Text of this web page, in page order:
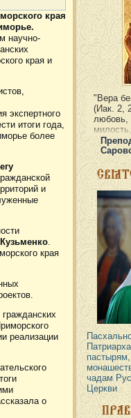
края
научно-
края и
экспертного
итоги года,
более
и
.
края
реализации
о
Вeра
(Иак. 2,
любовь,
креста
такая
дел:
чадам
Церкви